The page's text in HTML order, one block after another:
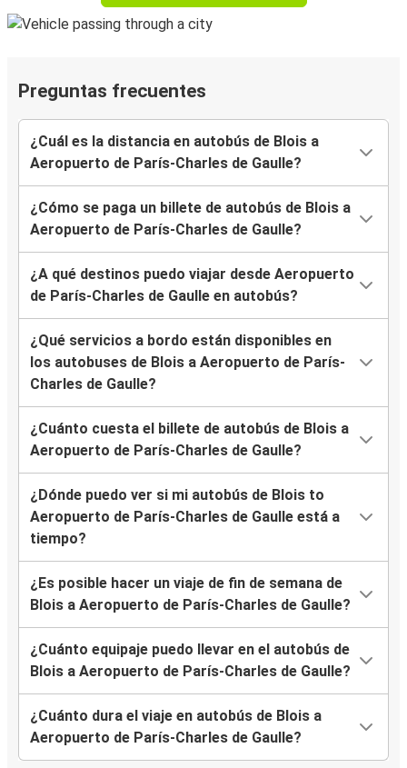
Preguntas frecuentes
¿Cuál es la distancia en autobús de Blois a
Aeropuerto de París-Charles de Gaulle?
¿Cómo se paga un billete de autobús de Blois a
Aeropuerto de París-Charles de Gaulle?
¿A qué destinos puedo viajar desde Aeropuerto
de París-Charles de Gaulle en autobús?
¿Qué servicios a bordo están disponibles en
los autobuses de Blois a Aeropuerto de París-
Charles de Gaulle?
¿Cuánto cuesta el billete de autobús de Blois a
Aeropuerto de París-Charles de Gaulle?
¿Dónde puedo ver si mi autobús de Blois to
Aeropuerto de París-Charles de Gaulle está a
tiempo?
¿Es posible hacer un viaje de fin de semana de
Blois a Aeropuerto de París-Charles de Gaulle?
¿Cuánto equipaje puedo llevar en el autobús de
Blois a Aeropuerto de París-Charles de Gaulle?
¿Cuánto dura el viaje en autobús de Blois a
Aeropuerto de París-Charles de Gaulle?